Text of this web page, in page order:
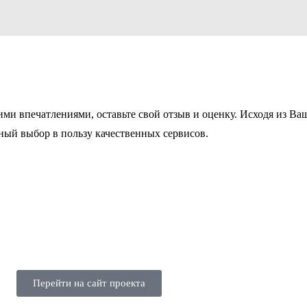
впечатлениями, оставьте свой отзыв и оценку. Исходя из
выбор в пользу качественных сервисов.
Перейти на сайт проекта